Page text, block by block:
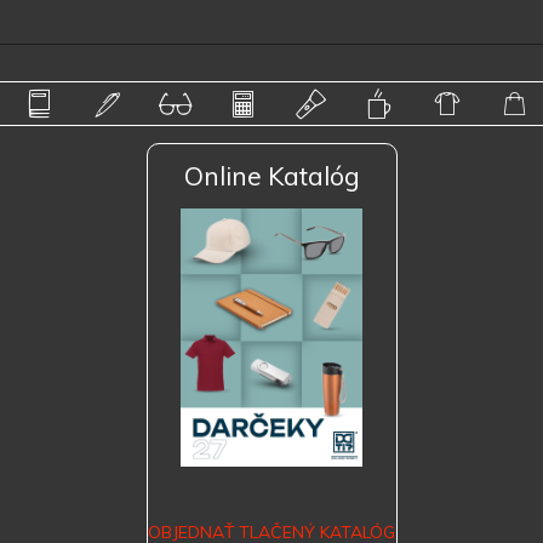
Online Katalóg
OBJEDNAŤ TLAČENÝ KATALÓG